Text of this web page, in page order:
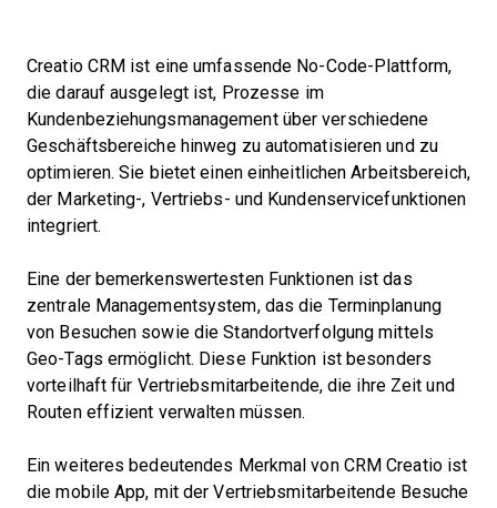
Creatio CRM ist eine umfassende No-Code-Plattform,
die darauf ausgelegt ist, Prozesse im
Kundenbeziehungsmanagement über verschiedene
Geschäftsbereiche hinweg zu automatisieren und zu
optimieren. Sie bietet einen einheitlichen Arbeitsbereich,
der Marketing-, Vertriebs- und Kundenservicefunktionen
integriert.
Eine der bemerkenswertesten Funktionen ist das
zentrale Managementsystem, das die Terminplanung
von Besuchen sowie die Standortverfolgung mittels
Geo-Tags ermöglicht. Diese Funktion ist besonders
vorteilhaft für Vertriebsmitarbeitende, die ihre Zeit und
Routen effizient verwalten müssen.
Ein weiteres bedeutendes Merkmal von CRM Creatio ist
die mobile App, mit der Vertriebsmitarbeitende Besuche